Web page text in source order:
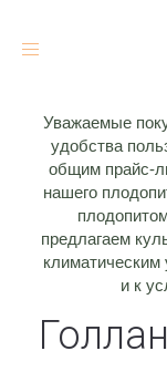
Toggle
Уважаемые
удобства
общим прайс-
нашего
предлагаем
и к